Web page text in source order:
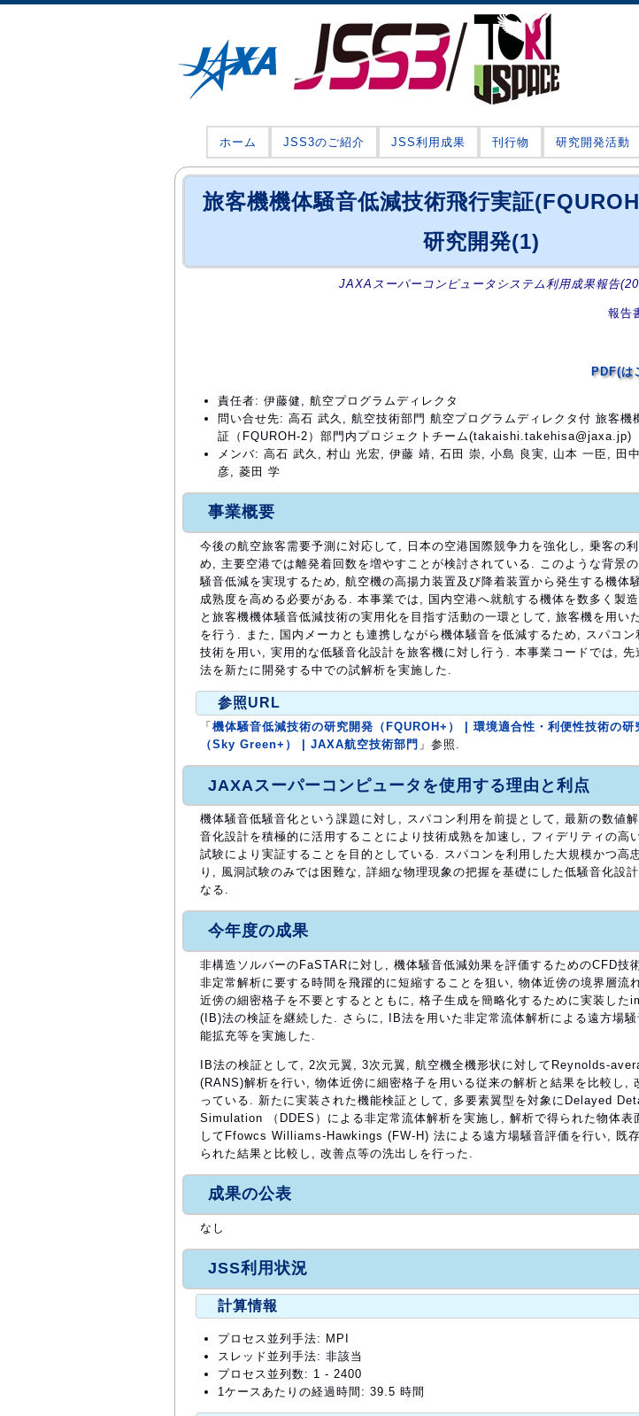
ホーム JSS3のご紹介 JSS利用成果 刊行物 研究開発活動
旅客機機体騒音低減技術飛行実証
研究開発(1)
JAXAスーパーコンピュータシステム利用成果報告
報告
PDF(は
責任者: 伊藤健, 航空プログラムディレクタ
問い合せ先: 高石 武久, 航空技術部門 航空プログラムディレクタ付 旅客機
証（FQUROH-2）部門内プロジェクトチーム(takaishi.takehisa@jaxa.jp)
メンバ: 高石 武久, 村山 光宏, 伊藤 靖, 石田 崇, 小島 良実, 山本 一臣, 田
彦, 菱田 学
事業概要
今後の航空旅客需要予測に対応して, 日本の空港国際競争力を強化し, 乗客の
め, 主要空港では離発着回数を増やすことが検討されている. このような背景
騒音低減を実現するため, 航空機の高揚力装置及び降着装置から発生する機体
成熟度を高める必要がある. 本事業では, 国内空港へ就航する機体を数多く製
と旅客機機体騒音低減技術の実用化を目指す活動の一環として, 旅客機を用い
を行う. また, 国内メーカとも連携しながら機体騒音を低減するため, スパコン
技術を用い, 実用的な低騒音化設計を旅客機に対し行う. 本事業コードでは, 先
法を新たに開発する中での試解析を実施した.
参照URL
「 機体騒音低減技術の研究開発（FQUROH+） | 環境適合性・利便性技術の研
（Sky Green+） | JAXA航空技術部門 」参照.
JAXAスーパーコンピュータを使用する理由と利点
機体騒音低騒音化という課題に対し, スパコン利用を前提として, 最新の数値
音化設計を積極的に活用することにより技術成熟を加速し, フィデリティの高
試験により実証することを目的としている. スパコンを利用した大規模かつ高
り, 風洞試験のみでは困難な, 詳細な物理現象の把握を基礎にした低騒音化設
なる.
今年度の成果
非構造ソルバーのFaSTARに対し, 機体騒音低減効果を評価するためのCFD技
非定常解析に要する時間を飛躍的に短縮することを狙い, 物体近傍の境界層流
近傍の細密格子を不要とするとともに, 格子生成を簡略化するために実装した
(IB)法の検証を継続した. さらに, IB法を用いた非定常流体解析による遠方場
能拡充等を実施した.
IB法の検証として, 2次元翼, 3次元翼, 航空機全機形状に対してReynolds-
(RANS)解析を行い, 物体近傍に細密格子を用いる従来の解析と結果を比較し,
っている. 新たに実装された機能検証として, 多要素翼型を対象にDelayed
Simulation （DDES）による非定常流体解析を実施し, 解析で得られた物体表
してFfowcs Williams-Hawkings (FW-H) 法による遠方場騒音評価を行い, 既
られた結果と比較し, 改善点等の洗出しを行った.
成果の公表
なし
JSS利用状況
計算情報
プロセス並列手法: MPI
スレッド並列手法: 非該当
プロセス並列数: 1 - 2400
1ケースあたりの経過時間: 39.5 時間